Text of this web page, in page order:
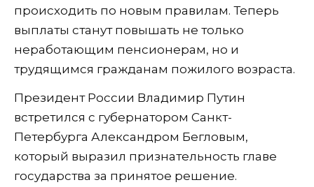
происходить по новым правилам. Теперь
выплаты станут повышать не только
неработающим пенсионерам, но и
трудящимся гражданам пожилого возраста.
Президент России Владимир Путин
встретился с губернатором Санкт-
Петербурга Александром Бегловым,
который выразил признательность главе
государства за принятое решение.